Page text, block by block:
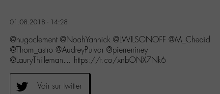
01.08.2018 - 14:28
@hugoclement @NoahYannick @LWILSONOFF @M_Chedid
@Thom_astro @AudreyPulvar @pierreniney
@LauryThilleman… https://t.co/xnbONX7Nk6
Voir sur twitter